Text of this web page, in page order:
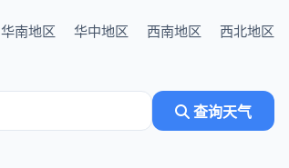
华南地区 华中地区 西南地区 西北地区
查询天气